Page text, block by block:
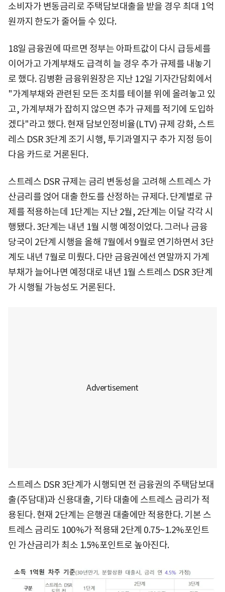
소비자가 변동금리로 주택담보대출을 받을 경우 최대 1억
원까지 한도가 줄어들 수 있다.
18일 금융권에 따르면 정부는 아파트값이 다시 급등세를
이어가고 가계부채도 급격히 늘 경우 추가 규제를 내놓기
로 했다. 김병환 금융위원장은 지난 12일 기자간담회에서
"가계부채와 관련된 모든 조치를 테이블 위에 올려놓고 있
고, 가계부채가 잡히지 않으면 추가 규제를 적기에 도입하
겠다"라고 했다. 현재 담보인정비율(LTV) 규제 강화, 스트
레스 DSR 3단계 조기 시행, 투기과열지구 추가 지정 등이
다음 카드로 거론된다.
스트레스 DSR 규제는 금리 변동성을 고려해 스트레스 가
산금리를 얹어 대출 한도를 산정하는 규제다. 단계별로 규
제를 적용하는데 1단계는 지난 2월, 2단계는 이달 각각 시
행됐다. 3단계는 내년 1월 시행 예정이었다. 그러나 금융
당국이 2단계 시행을 올해 7월에서 9월로 연기하면서 3단
계도 내년 7월로 미뤘다. 다만 금융권에선 연말까지 가계
부채가 늘어나면 예정대로 내년 1월 스트레스 DSR 3단계
가 시행될 가능성도 거론된다.
스트레스 DSR 3단계가 시행되면 전 금융권의 주택담보대
출(주담대)과 신용대출, 기타 대출에 스트레스 금리가 적
용된다. 현재 2단계는 은행권 대출에만 적용한다. 기본 스
트레스 금리도 100%가 적용돼 2단계 0.75~1.2%포인트
인 가산금리가 최소 1.5%포인트로 높아진다.